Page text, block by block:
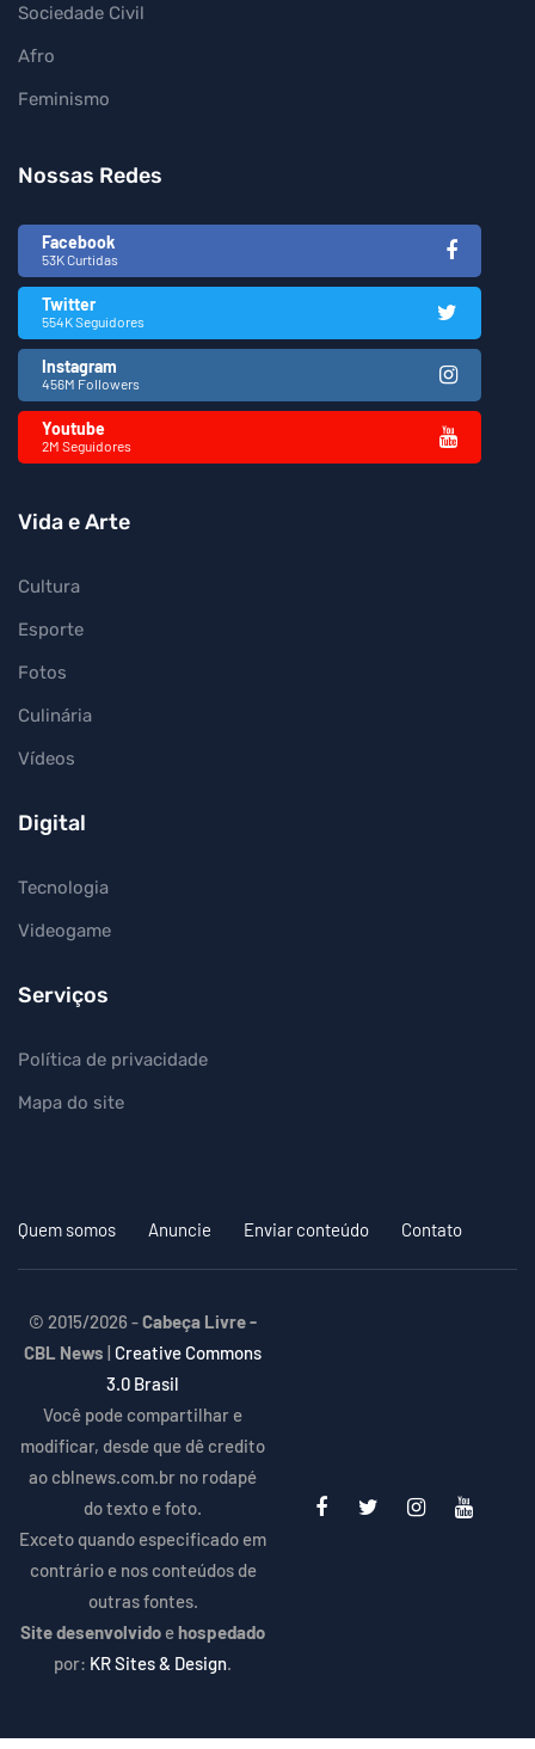
Sociedade Civil
Afro
Feminismo
Nossas Redes
Facebook
53K Curtidas
Twitter
554K Seguidores
Instagram
456M Followers
Youtube
2M Seguidores
Vida e Arte
Cultura
Esporte
Fotos
Culinária
Vídeos
Digital
Tecnologia
Videogame
Serviços
Política de privacidade
Mapa do site
Quem somos Anuncie Enviar conteúdo Contato
© 2015/2026 -Cabeça Livre -
CBL News | Creative Commons
3.0 Brasil
Você pode compartilhar e
modificar, desde que dê credito
ao cblnews.com.br no rodapé
do texto e foto.
Exceto quando especificado em
contrário e nos conteúdos de
outras fontes.
Site desenvolvido ehospedado
por: KR Sites & Design